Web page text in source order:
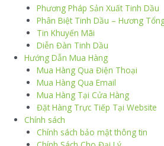
Phương Pháp Sản Xuất Tinh Dầu
Phân Biệt Tinh Dầu – Hương
Tin Khuyến Mãi
Diễn Đàn Tinh Dầu
Hướng Dẫn Mua Hàng
Mua Hàng Qua Điện Thoại
Mua Hàng Qua Email
Mua Hàng Tại Cửa Hàng
Đặt Hàng Trực Tiếp Tại Website
Chính sách
Chính sách bảo mật thông tin